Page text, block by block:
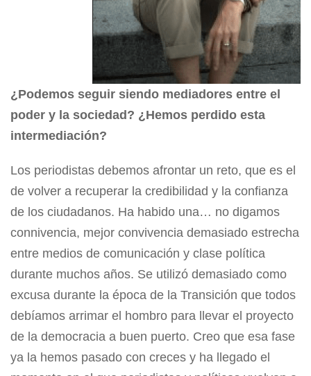
¿Podemos seguir siendo mediadores entre el
poder y la sociedad? ¿Hemos perdido esta
intermediación?
Los periodistas debemos afrontar un reto, que es el
de volver a recuperar la credibilidad y la confianza
de los ciudadanos. Ha habido una… no digamos
connivencia, mejor convivencia demasiado estrecha
entre medios de comunicación y clase política
durante muchos años. Se utilizó demasiado como
excusa durante la época de la Transición que todos
debíamos arrimar el hombro para llevar el proyecto
de la democracia a buen puerto. Creo que esa fase
ya la hemos pasado con creces y ha llegado el